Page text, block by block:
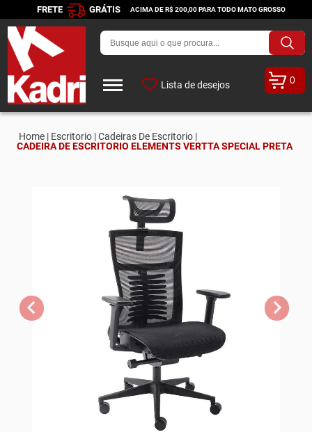
FRETE GRÁTIS ACIMA DE R$ 200,00 PARA TODO MATO GROSSO
Lista de desejos 0
Home | Escritorio |Cadeiras De Escritorio |
CADEIRA DE ESCRITORIO ELEMENTS VERTTA SPECIAL PRETA